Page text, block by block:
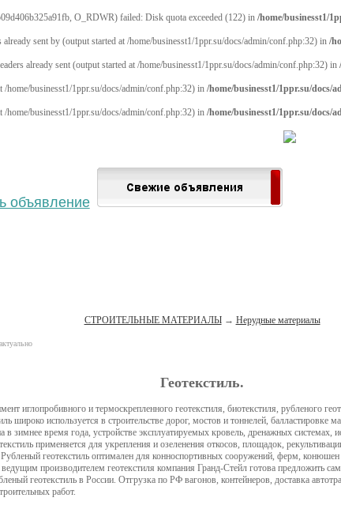
O_RDWR) failed: Disk quota exceeded (122) in /home/businesst1/
sent by (output started at /home/businesst1/1ppr.su/docs/admin/conf.php:32) in /
already sent (output started at /home/businesst1/1ppr.su/docs/admin/conf.php:32) in
home/businesst1/1ppr.su/docs/admin/conf.php:32) in /home/businesst1/1ppr.su/docs/
home/businesst1/1ppr.su/docs/admin/conf.php:32) in /home/businesst1/1ppr.su/docs/
СТРОИТЕЛЬНЫЕ МАТЕРИАЛЫ→ Нерудные материалы
Геотекстиль.
иглопробивного и термоскрепленного геотекстиля, биотекстиля, рубленого
широко используется в строительстве дорог, мостов и тоннелей, балластировке
в зимнее время года, устройстве эксплуатируемых кровель, дренажных системах,
применяется для укрепления и озеленения откосов, площадок,
Рубленый геотекстиль оптимален для конноспортивных сооружений, ферм,
производителем геотекстиля компания Гранд-Стейл готова предложить
геотекстиль в России. Отгрузка по РФ вагонов, контейнеров, доставка
работ.